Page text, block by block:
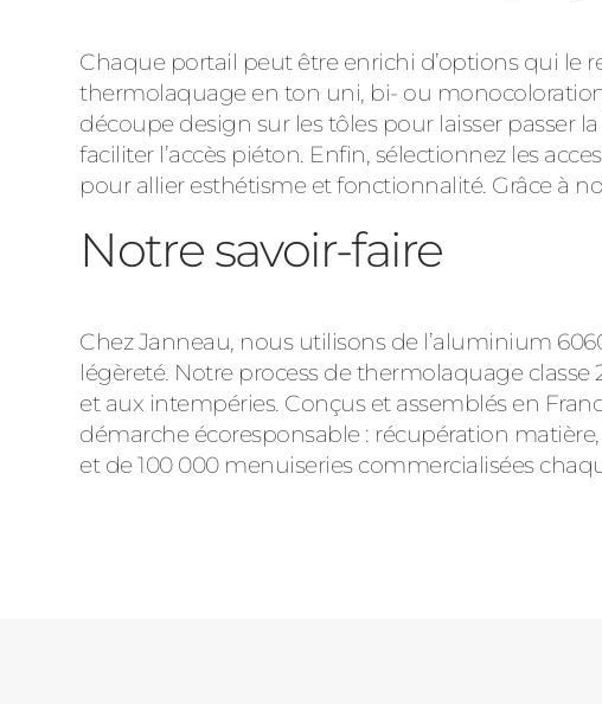
Chaque portail peut être enrichi d’options qui le
thermolaquage en ton uni, bi- ou
découpe design sur les tôles pour laisser passer
faciliter l’accès piéton. Enfin, sélectionnez les
pour allier esthétisme et fonctionnalité. Grâce à
Notre savoir-faire
Chez Janneau, nous utilisons de l’aluminium
légèreté. Notre process de thermolaquage
et aux intempéries. Conçus et assemblés en
démarche écoresponsable : récupération
et de 100 000 menuiseries commercialisées